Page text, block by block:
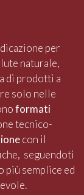
per
naturale,
di prodotti a
solo nelle
formati
tecnico-
con il
seguendoti
più semplice ed